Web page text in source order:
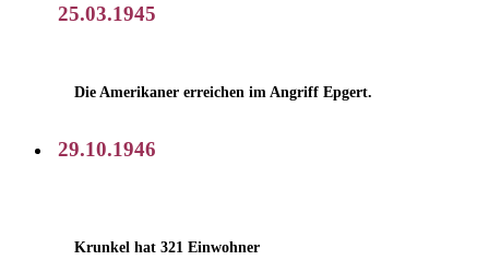
25.03.1945
Die Amerikaner erreichen im Angriff Epgert.
29.10.1946
Krunkel hat 321 Einwohner